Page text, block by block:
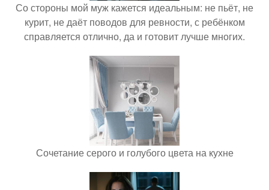
Со стороны мой муж кажется идеальным: не пьёт, не
курит, не даёт поводов для ревности, с ребёнком
справляется отлично, да и готовит лучше многих.
Сочетание серого и голубого цвета на кухне